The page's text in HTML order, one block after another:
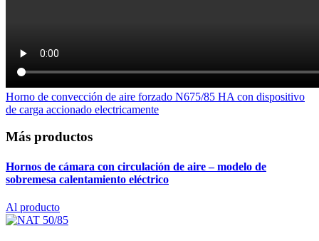
Horno de convección de aire forzado N675/85 HA con dispositivo
de carga accionado electricamente
Más productos
Hornos de cámara con circulación de aire – modelo de
sobremesa calentamiento eléctrico
Al producto